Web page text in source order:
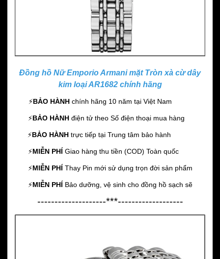
Đồng hồ Nữ Emporio Armani mặt Tròn xà cừ dây
kim loại AR1682 chính hãng
⚡️BẢO HÀNH chính hãng 10 năm tại Việt Nam
⚡️BẢO HÀNH điện tử theo Số điện thoại mua hàng
⚡️BẢO HÀNH trực tiếp tại Trung tâm bảo hành
⚡️MIỄN PHÍ Giao hàng thu tiền (COD) Toàn quốc
⚡️MIỄN PHÍ Thay Pin mới sử dụng trọn đời sản phẩm
⚡️MIỄN PHÍ Bảo dưỡng, vệ sinh cho đồng hồ sạch sẽ
--------------------***-------------------